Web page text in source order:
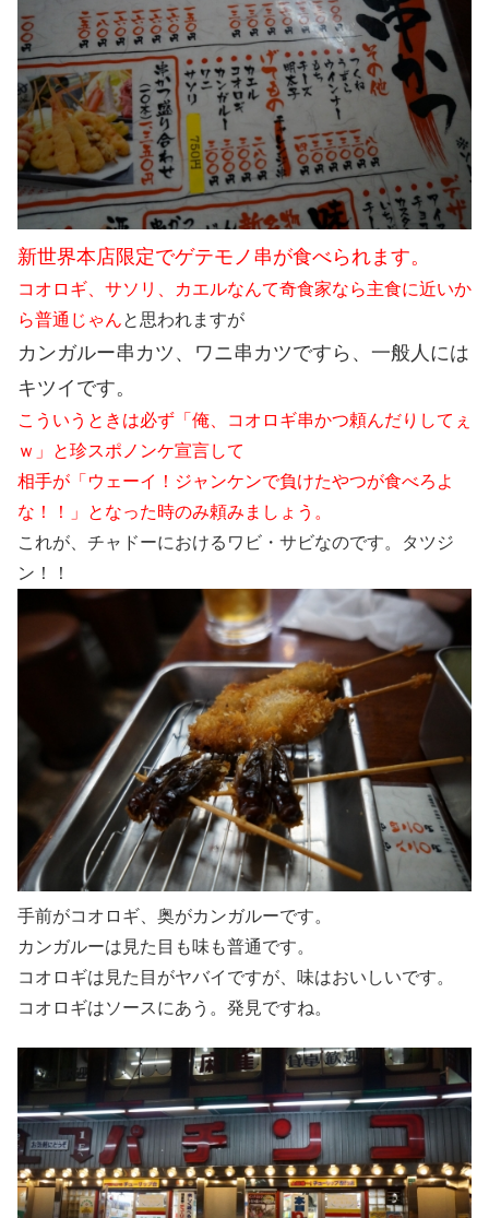
新世界本店限定でゲテモノ串が食べられます。
コオロギ、サソリ、カエルなんて奇食家なら主食に近いか
ら普通じゃんと思われますが
カンガルー串カツ、ワニ串カツですら、一般人には
キツイです。
こういうときは必ず「俺、コオロギ串かつ頼んだりしてぇ
ｗ」と珍スポノンケ宣言して
相手が「ウェーイ！ジャンケンで負けたやつが食べろよ
な！！」となった時のみ頼みましょう。
これが、チャドーにおけるワビ・サビなのです。タツジ
ン！！
手前がコオロギ、奥がカンガルーです。
カンガルーは見た目も味も普通です。
コオロギは見た目がヤバイですが、味はおいしいです。
コオロギはソースにあう。発見ですね。